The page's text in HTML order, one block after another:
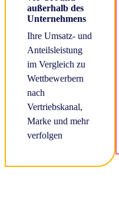
außerhalb des
Unternehmens
Ihre Umsatz- und
Anteilsleistung
im Vergleich zu
Wettbewerbern
nach
Vertriebskanal,
Marke und mehr
verfolgen